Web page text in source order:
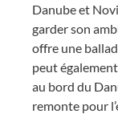
Danube et
garder son
offre une
peut
au bord du
remonte pour